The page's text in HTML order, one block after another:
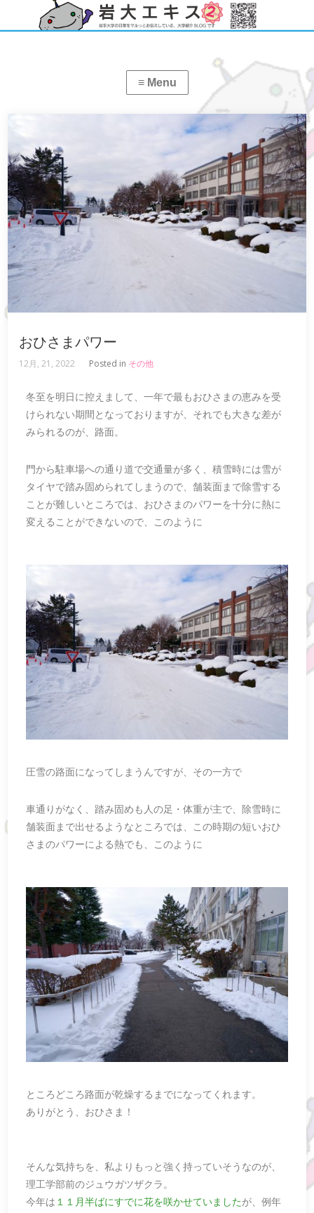
おひさまパワー
12月, 21, 2022 Posted in その他
冬至を明日に控えまして、一年で最もおひさまの恵みを受
けられない期間となっておりますが、それでも大きな差が
みられるのが、路面。
門から駐車場への通り道で交通量が多く、積雪時には雪が
タイヤで踏み固められてしまうので、舗装面まで除雪する
ことが難しいところでは、おひさまのパワーを十分に熱に
変えることができないので、このように
圧雪の路面になってしまうんですが、その一方で
車通りがなく、踏み固めも人の足・体重が主で、除雪時に
舗装面まで出せるようなところでは、この時期の短いおひ
さまのパワーによる熱でも、このように
ところどころ路面が乾燥するまでになってくれます。
ありがとう、おひさま！
そんな気持ちを、私よりもっと強く持っていそうなのが、
理工学部前のジュウガツザクラ。
今年は １１月半ばにすでに花を咲かせていましたが、例年